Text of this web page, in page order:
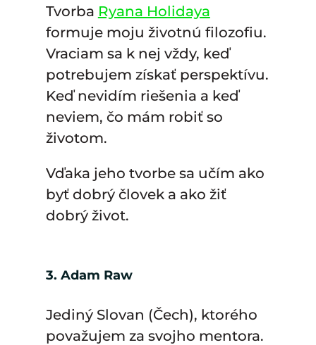
Tvorba Ryana Holidaya
formuje moju životnú filozofiu.
Vraciam sa k nej vždy, keď
potrebujem získať perspektívu.
Keď nevidím riešenia a keď
neviem, čo mám robiť so
životom.
Vďaka jeho tvorbe sa učím ako
byť dobrý človek a ako žiť
dobrý život.
3. Adam Raw
Jediný Slovan (Čech), ktorého
považujem za svojho mentora.